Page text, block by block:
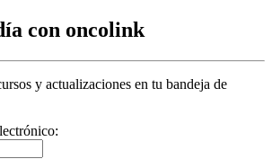
con oncolink
y actualizaciones en tu bandeja de